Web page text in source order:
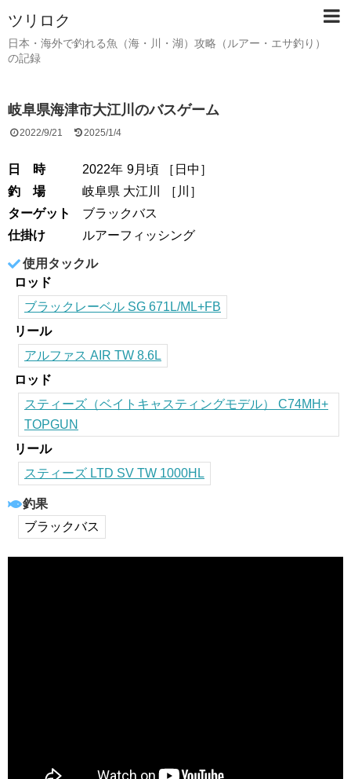
ツリロク
日本・海外で釣れる魚（海・川・湖）攻略（ルアー・エサ釣り）
の記録
岐阜県海津市大江川のバスゲーム
2022/9/21 2025/1/4
日 時 2022年 9月頃 ［ 日中 ］
釣 場
岐阜県 大江川 ［ 川
］
ターゲット
ブラックバス
仕掛け
ルアーフィッシング
使用タックル
ロッド
ブラックレーベル SG 671L/ML+FB
リール
アルファス AIR TW 8.6L
ロッド
スティーズ（ベイトキャスティングモデル） C74MH+
TOPGUN
リール
スティーズ LTD SV TW 1000HL
釣果
ブラックバス